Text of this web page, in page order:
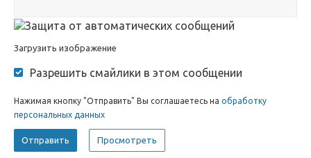
Загрузить изображение
Разрешить смайлики в этом сообщении
Нажимая кнопку "Отправить" Вы соглашаетесь на обработку
персональных данных